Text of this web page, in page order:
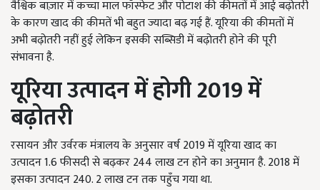
वैश्विक बाज़ार में कच्चा माल फॉस्फेट और पोटाश की कीमतों में आई बढ़ोतरी
के कारण खाद की कीमतें भी बहुत ज्यादा बढ़ गई हैं. यूरिया की कीमतों में
अभी बढ़ोतरी नहीं हुई लेकिन इसकी सब्सिडी में बढ़ोतरी होने की पूरी
संभावना है.
यूरिया उत्पादन में होगी 2019में
बढ़ोतरी
रसायन और उर्वरक मंत्रालय के अनुसार वर्ष 2019 में यूरिया खाद का
उत्पादन 1.6 फीसदी से बढ़कर 244 लाख टन होने का अनुमान है. 2018 में
इसका उत्पादन 240. 2 लाख टन तक पहुँच गया था.